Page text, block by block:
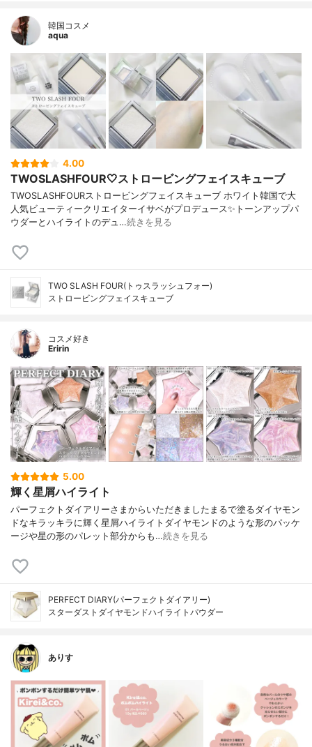
韓国コスメ
aqua
4.00
TWOSLASHFOUR🤍ストロービングフェイスキューブ
TWOSLASHFOURストロービングフェイスキューブ ホワイト韓国で大
人気ビューティークリエイターイサベがプロデュース✨トーンアップパ
ウダーとハイライトのデュ…続きを見る
TWO SLASH FOUR(トゥスラッシュフォー)
ストロービングフェイスキューブ
コスメ好き
Eririn
5.00
輝く星屑ハイライト
パーフェクトダイアリーさまからいただきましたまるで塗るダイヤモン
ドなキラッキラに輝く星屑ハイライトダイヤモンドのような形のパッケ
ージや星の形のパレット部分からも…続きを見る
PERFECT DIARY(パーフェクトダイアリー)
スターダストダイヤモンドハイライトパウダー
ありす